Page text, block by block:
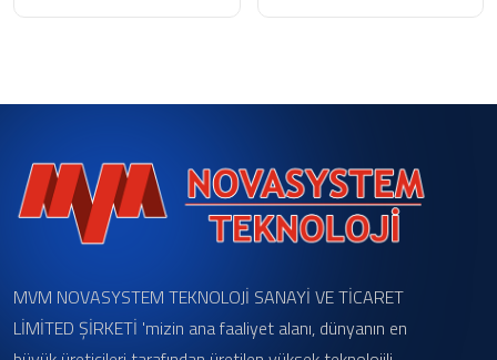
MVM NOVASYSTEM TEKNOLOJİ SANAYİ VE TİCARET
LİMİTED ŞİRKETİ 'mizin ana faaliyet alanı, dünyanın en